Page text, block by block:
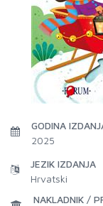
GODINA
2025
JEZIK IZDANJA
Hrvatski
NAKLADNIK /